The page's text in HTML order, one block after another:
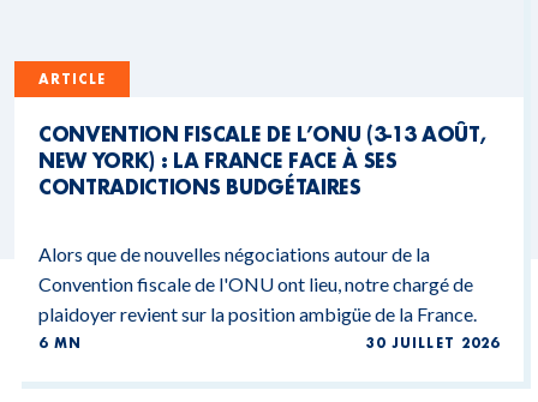
ARTICLE
CONVENTION FISCALE DE L’ONU (3-13 AOÛT,
NEW YORK) : LA FRANCE FACE À SES
CONTRADICTIONS BUDGÉTAIRES
Alors que de nouvelles négociations autour de la
Convention fiscale de l'ONU ont lieu, notre chargé de
plaidoyer revient sur la position ambigüe de la France.
6 MN 30 JUILLET 2026